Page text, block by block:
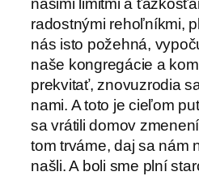
našimi limitmi a
radostnými rehoľníkmi,
nás isto požehná,
naše kongregácie a
prekvitať, znovuzrodia
nami. A toto je cieľom
sa vrátili domov
tom trváme, daj sa nám
našli. A boli sme plní